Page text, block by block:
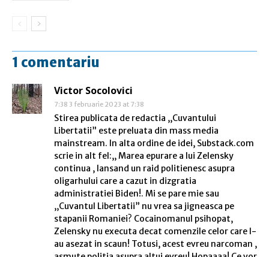
1 comentariu
Victor Socolovici
7:38 3 februarie 2023 at 7:38
Stirea publicata de redactia ,,Cuvantului
Libertatii” este preluata din mass media
mainstream. In alta ordine de idei, Substack.com
scrie in alt fel:,, Marea epurare a lui Zelensky
continua , lansand un raid politienesc asupra
oligarhului care a cazut in dizgratia
administratiei Biden!. Mi se pare mie sau
,,Cuvantul Libertatii” nu vrea sa jigneasca pe
stapanii Romaniei? Cocainomanul psihopat,
Zelensky nu executa decat comenzile celor care l-
au asezat in scaun! Totusi, acest evreu narcoman ,